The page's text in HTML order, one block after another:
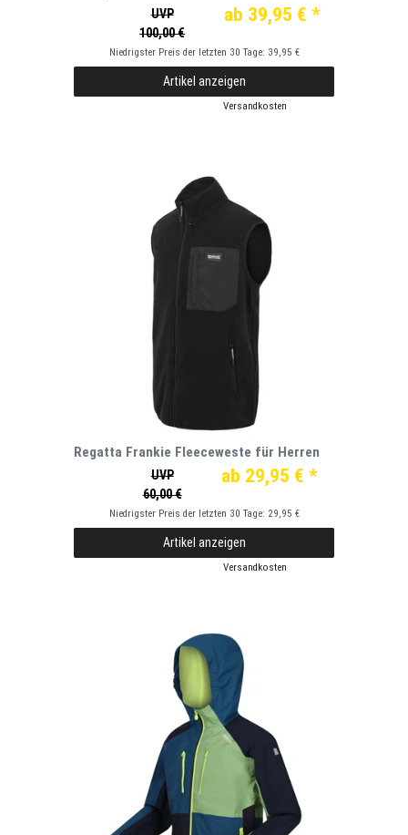
UVP
100,00 €
ab 39,95 € *
Niedrigster Preis der letzten 30 Tage: 39,95 €
Artikel anzeigen
Versandkosten
Regatta Frankie Fleeceweste für Herren
UVP
60,00 €
ab 29,95 € *
Niedrigster Preis der letzten 30 Tage: 29,95 €
Artikel anzeigen
Versandkosten